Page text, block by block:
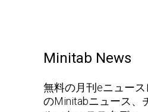
Minitab News
無料の月刊eニュー
のMinitabニュース、